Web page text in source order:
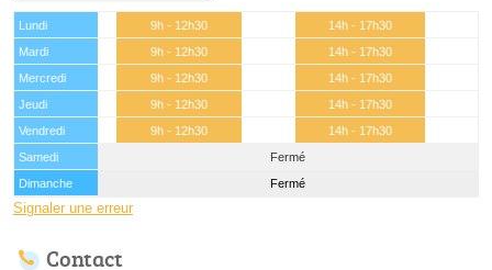
Lundi 9h - 12h30
14h - 17h30
Mardi
9h - 12h30
14h - 17h30
Mercredi
9h - 12h30
14h - 17h30
Jeudi
9h - 12h30
14h - 17h30
Vendredi
9h - 12h30
14h - 17h30
Samedi
Fermé
Dimanche
Fermé
Signaler une erreur
Contact